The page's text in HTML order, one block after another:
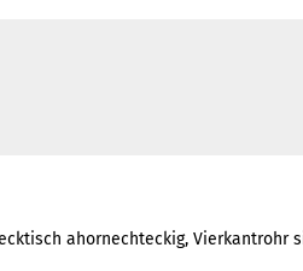
ahornechteckig, Vierkantrohr